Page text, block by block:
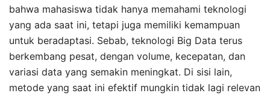
bahwa mahasiswa tidak hanya memahami teknologi
yang ada saat ini, tetapi juga memiliki kemampuan
untuk beradaptasi. Sebab, teknologi Big Data terus
berkembang pesat, dengan volume, kecepatan, dan
variasi data yang semakin meningkat. Di sisi lain,
metode yang saat ini efektif mungkin tidak lagi relevan